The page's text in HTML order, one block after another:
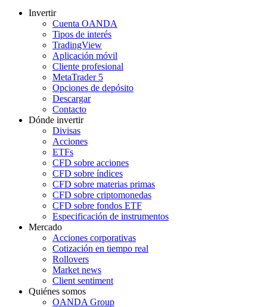
Invertir
Cuenta OANDA
Tipos de interés
TradingView
Aplicación móvil
Cliente profesional
MetaTrader 5
Opciones de depósito
Descargar
Contacto
Dónde invertir
Divisas
Acciones
ETFs
CFD sobre acciones
CFD sobre índices
CFD sobre materias primas
CFD sobre criptomonedas
CFD sobre fondos ETF
Especificación de instrumentos
Mercado
Acciones corporativas
Cotización en tiempo real
Rollovers
Market news
Client sentiment
Quiénes somos
OANDA Group